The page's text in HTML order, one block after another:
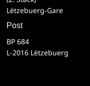
Lëtzebuerg-Gare
Post
BP 684
L-2016 Lëtzebuerg